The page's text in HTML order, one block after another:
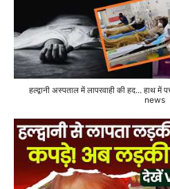
हल्द्वानी अस्पताल में लापरवाही की हद... हाथ
news